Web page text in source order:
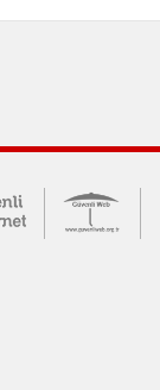
Merkezi(yeni
Güvenli